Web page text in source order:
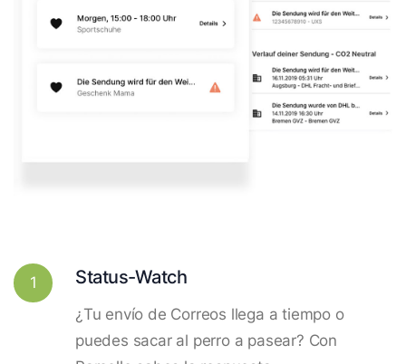
1 Status-Watch
¿Tu envío de Correos llega a tiempo o
puedes sacar al perro a pasear? Con